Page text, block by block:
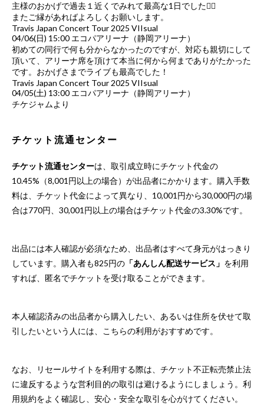
主様のおかげで過去１近くでみれて最高な1日でした🙂‍↕️
またご縁があればよろしくお願いします。
Travis Japan Concert Tour 2025 VIIsual
04/06(日) 15:00 エコパアリーナ（静岡アリーナ）
初めての同行で何も分からなかったのですが、対応も親切にして
頂いて、アリーナ席を頂けて本当に何から何までありがたかった
です。おかげさまでライブも最高でした！
Travis Japan Concert Tour 2025 VIIsual
04/05(土) 13:00 エコパアリーナ（静岡アリーナ）
チケジャムより
チケット流通センター
チケット流通センターは、取引成立時にチケット代金の
10.45%（8,001円以上の場合）が出品者にかかります。購入手数
料は、チケット代金によって異なり、10,001円から30,000円の場
合は770円、30,001円以上の場合はチケット代金の3.30%です。
出品には本人確認が必須なため、出品者はすべて身元がはっきり
しています。購入者も825円の 「あんしん配送サービス」 を利用
すれば、匿名でチケットを受け取ることができます。
本人確認済みの出品者から購入したい、あるいは住所を伏せて取
引したいという人には、こちらの利用がおすすめです。
なお、リセールサイトを利用する際は、チケット不正転売禁止法
に違反するような営利目的の取引は避けるようにしましょう。利
用規約をよく確認し、安心・安全な取引を心がけてください。